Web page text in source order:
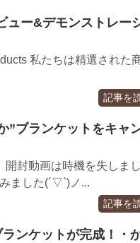
ュー&デモンストレー
私たちは精選された
記事を
”ブランケットをキャ
封動画は時機を失しま
ました(´▽`)ノ...
記事を
ンケットが完成！・